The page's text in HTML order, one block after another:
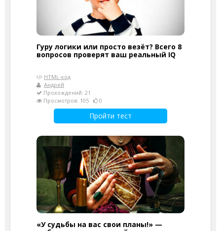
Гуру логики или просто везёт? Всего 8
вопросов проверят ваш реальный IQ
HTML-код
Андрей
Прохождений: 21
Просмотров: 105
0
Пройти тест
«У судьбы на вас свои планы!» —